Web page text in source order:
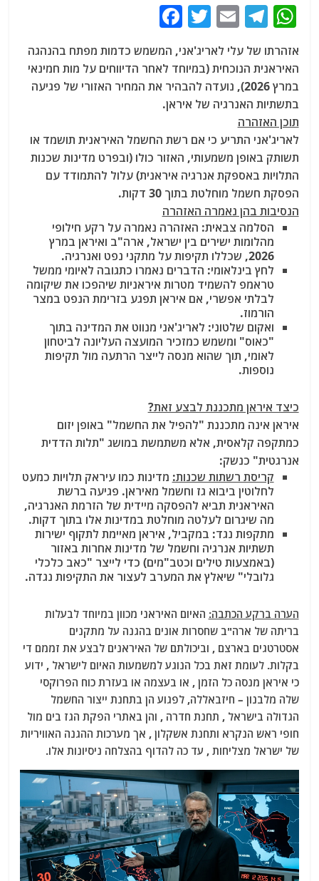
W
at
s
A
p
p
T
el
e
g
ra
m
E
m
ai
l
T
itt
er
c
e
o
o
k
אזהרתו של עלי לאריג'אני, המשמש כדמות מפתח בהנהגה
האיראנית הנוכחית (במיוחד לאחר הדיווחים על מות חמינאי
במרץ 2026), נועדה להבהיר את המחיר האזורי של פגיעה
בתשתיות האנרגיה של איראן.
תוכן האזהרה
לאריג'אני התריע כי אם רשת החשמל האיראנית תושמד או
תשותק באופן משמעותי, האזור כולו (ובפרט מדינות שכנות
התלויות באספקת אנרגיה איראנית) עלול להתמודד עם
הפסקת חשמל מוחלטת בתוך 30 דקות.
הנסיבות בהן נאמרה האזהרה
הסלמה צבאית: האזהרה נאמרה על רקע חילופי
מהלומות ישירים בין ישראל, ארה"ב ואיראן במרץ
2026, שכללו תקיפות על מתקני נפט ואנרגיה.
לחץ בינלאומי: הדברים נאמרו כתגובה לאיומי ממשל
טראמפ להשמיד מטרות איראניות שיהפכו את שיקומה
לבלתי אפשרי, אם איראן תפגע בזרימת הנפט במצר
הורמוז.
ואקום שלטוני: לאריג'אני מנווט את המדינה בתוך
"כאוס" ומשמש כמזכיר המועצה העליונה לביטחון
לאומי, תוך שהוא מנסה לייצר הרתעה מול תקיפות
נוספות.
כיצד איראן מתכננת לבצע זאת?
איראן אינה מתכננת "להפיל את החשמל" באופן יזום
כמתקפה קלאסית, אלא משתמשת במושג "תלות הדדית
אנרגטית" כנשק:
קריסת רשתות שכנות: מדינות כמו עיראק תלויות כמעט
לחלוטין ביבוא גז וחשמל מאיראן. פגיעה ברשת
האיראנית תביא להפסקה מיידית של הזרמת האנרגיה,
מה שיגרום לעלטה מוחלטת במדינות אלו בתוך דקות.
מתקפות נגד: במקביל, איראן מאיימת לתקוף ישירות
תשתיות אנרגיה וחשמל של מדינות אחרות באזור
(באמצעות טילים וכטב"מים) כדי לייצר "כאב כלכלי
גלובלי" שיאלץ את המערב לעצור את התקיפות נגדה.
הערה ברקע הכתבה: האיום האיראני מכוון במיוחד לבעלות
בריתה של ארה"ב שחסרות אונים בהגנה על מתקנים
אסטרטגים בארצם , וביכולתם של האיראנים לבצע את זממם די
בקלות. לעומת זאת בכל הנוגע למשמעות האיום לישראל , ידוע
כי איראן מנסה כל הזמן , או בעצמה או בעזרת כוח הפרוקסי
שלה מלבנון – חיזבאללה, לפגוע הן בתחנת ייצור החשמל
הגדולה בישראל , תחנת חדרה , והן באתרי הפקת הגז בים מול
חופי ראש הנקרא ותחנת אשקלון , אך מערכות ההגנה האוויריות
של ישראל מצליחות , עד כה להדוף בהצלחה ניסיונות אלו.